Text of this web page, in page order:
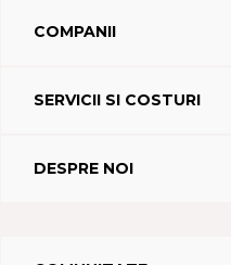
COMPANII
SERVICII SI COSTURI
DESPRE NOI